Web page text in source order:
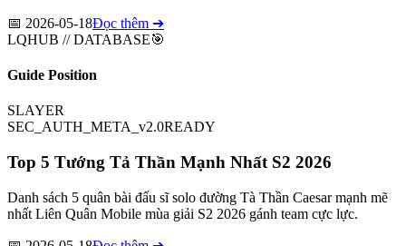
📅 2026-05-18Đọc thêm ➔
LQHUB // DATABASE🎯
Guide Position
SLAYER
SEC_AUTH_META_v2.0READY
Top 5 Tướng Tả Thần Mạnh Nhất S2 2026
Danh sách 5 quân bài đấu sĩ solo đường Tà Thần Caesar mạnh mẽ
nhất Liên Quân Mobile mùa giải S2 2026 gánh team cực lực.